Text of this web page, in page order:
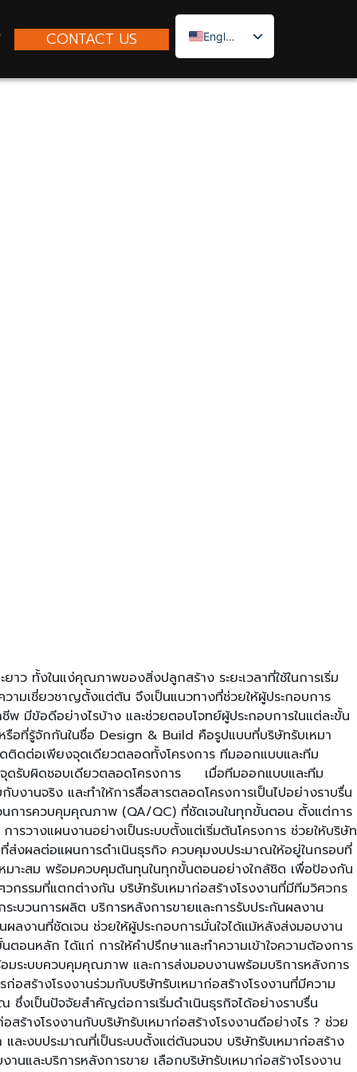
CONTACT US English
ว ทั้งในแง่คุณภาพของสิ่งปลูกสร้าง ระยะเวลาที่ใช้ในการเริ่ม
ามเชี่ยวชาญตั้งแต่ต้น จึงเป็นแนวทางที่ช่วยให้ผู้ประกอบการ
มีข้อดีอย่างไรบ้าง และช่วยตอบโจทย์ผู้ประกอบการในแต่ละขั้น
อที่รู้จักกันในชื่อ Design & Build คือรูปแบบที่บริษัทรับเหมา
ดต่อเพียงจุดเดียวตลอดทั้งโครงการ ทีมออกแบบและทีม
จุดรับผิดชอบเดียวตลอดโครงการ เมื่อทีมออกแบบและทีม
านจริง และทำให้การสื่อสารตลอดโครงการเป็นไปอย่างราบรื่น
การควบคุมคุณภาพ (QA/QC) ที่ชัดเจนในทุกขั้นตอน ตั้งแต่การ
รวางแผนงานอย่างเป็นระบบตั้งแต่เริ่มต้นโครงการ ช่วยให้บริษัท
ส่งผลต่อแผนการดำเนินธุรกิจ ควบคุมงบประมาณให้อยู่ในกรอบที่
าะสม พร้อมควบคุมต้นทุนในทุกขั้นตอนอย่างใกล้ชิด เพื่อป้องกัน
กรรมที่แตกต่างกัน บริษัทรับเหมาก่อสร้างโรงงานที่มีทีมวิศวกร
ระบวนการผลิต บริการหลังการขายและการรับประกันผลงาน
ลงานที่ชัดเจน ช่วยให้ผู้ประกอบการมั่นใจได้แม้หลังส่งมอบงาน
นหลัก ได้แก่ การให้คำปรึกษาและทำความเข้าใจความต้องการ
ระบบควบคุมคุณภาพ และการส่งมอบงานพร้อมบริการหลังการ
ร้างโรงงานร่วมกับบริษัทรับเหมาก่อสร้างโรงงานที่มีความ
ณ ซึ่งเป็นปัจจัยสำคัญต่อการเริ่มดำเนินธุรกิจได้อย่างราบรื่น
ร้างโรงงานกับบริษัทรับเหมาก่อสร้างโรงงานดีอย่างไร ? ช่วย
ละงบประมาณที่เป็นระบบตั้งแต่ต้นจนจบ บริษัทรับเหมาก่อสร้าง
และบริการหลังการขาย เลือกบริษัทรับเหมาก่อสร้างโรงงาน